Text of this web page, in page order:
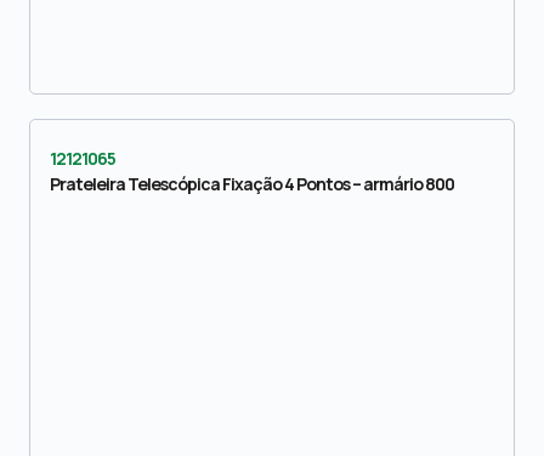
12121065
Prateleira Telescópica Fixação 4 Pontos – armário 800